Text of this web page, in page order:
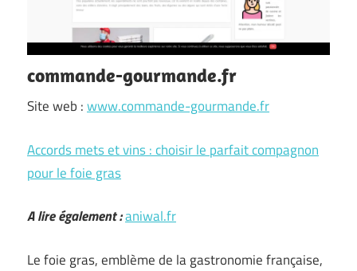
commande-gourmande.fr
Site web :www.commande-gourmande.fr
Accords mets et vins : choisir le parfait compagnon
pour le foie gras
A lire également :aniwal.fr
Le foie gras, emblème de la gastronomie française,